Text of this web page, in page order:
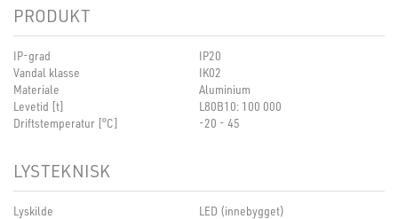
PRODUKT
IP-grad
IP20
Vandal klasse
IK02
Materiale
Aluminium
Levetid [t]
L80B10: 100 000
Driftstemperatur [°C]
-20 - 45
LYSTEKNISK
Lyskilde LED (innebygget)